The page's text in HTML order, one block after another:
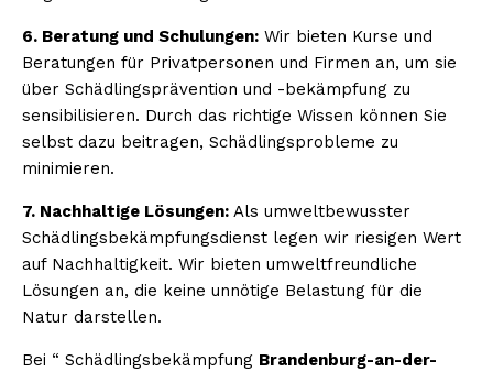
6. Beratung und Schulungen: Wir bieten Kurse und
Beratungen für Privatpersonen und Firmen an, um sie
über Schädlingsprävention und -bekämpfung zu
sensibilisieren. Durch das richtige Wissen können Sie
selbst dazu beitragen, Schädlingsprobleme zu
minimieren.
7. Nachhaltige Lösungen: Als umweltbewusster
Schädlingsbekämpfungsdienst legen wir riesigen Wert
auf Nachhaltigkeit. Wir bieten umweltfreundliche
Lösungen an, die keine unnötige Belastung für die
Natur darstellen.
Bei “ Schädlingsbekämpfung Brandenburg-an-der-